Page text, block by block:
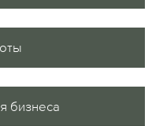
бизнеса